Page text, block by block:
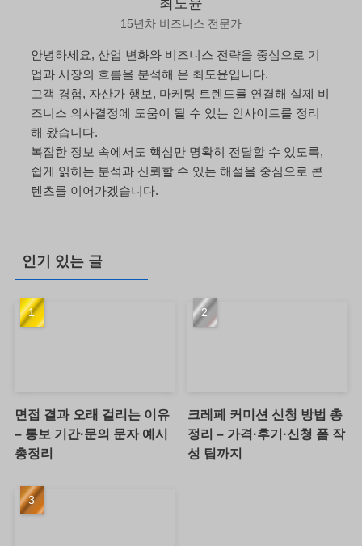
최도윤
15년차 비즈니스 전문가
안녕하세요, 산업 변화와 비즈니스 전략을 중심으로 기
업과 시장의 흐름을 분석해 온 최도윤입니다.
고객 경험, 자산가 행보, 마케팅 트렌드를 연결해 실제 비
즈니스 의사결정에 도움이 될 수 있는 인사이트를 정리
해 왔습니다.
복잡한 정보 속에서도 핵심만 명확히 전달할 수 있도록,
쉽게 읽히는 분석과 신뢰할 수 있는 해설을 중심으로 콘
텐츠를 이어가겠습니다.
인기 있는 글
면접 결과 오래 걸리는 이유
– 통보 기간·문의 문자 예시
총정리
크레페 커미션 신청 방법 총
정리 – 가격·후기·신청 폼 작
성 팁까지